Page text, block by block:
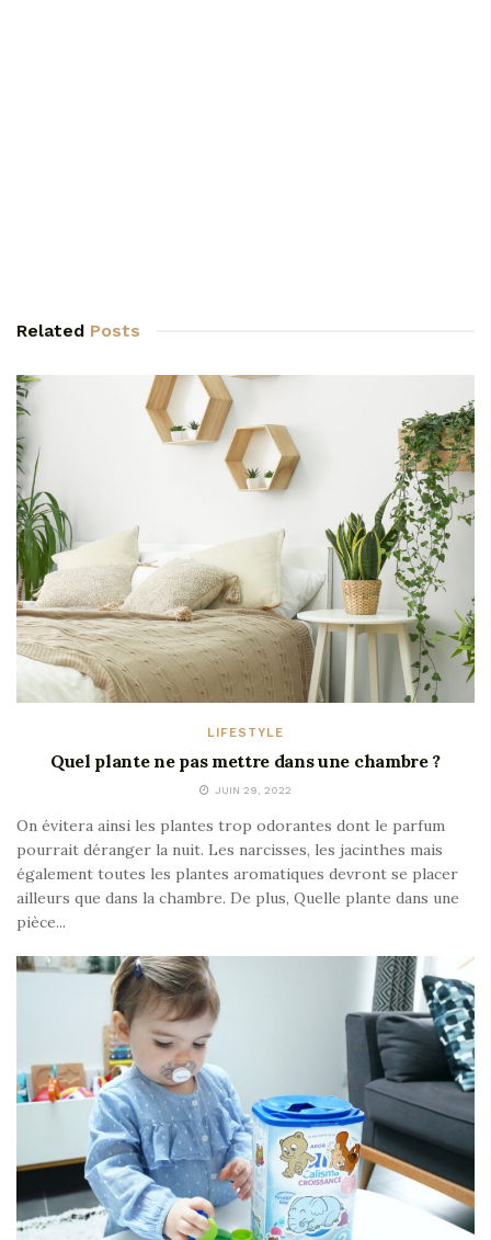
Related Posts
LIFESTYLE
Quel plante ne pas mettre dans une chambre ?
JUIN 29, 2022
On évitera ainsi les plantes trop odorantes dont le parfum
pourrait déranger la nuit. Les narcisses, les jacinthes mais
également toutes les plantes aromatiques devront se placer
ailleurs que dans la chambre. De plus, Quelle plante dans une
pièce...